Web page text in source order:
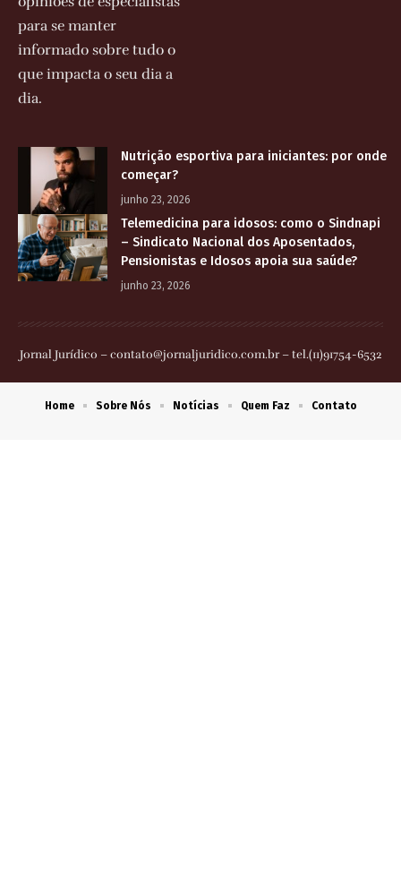
para se manter
informado sobre tudo o
que impacta o seu dia a
dia.
Nutrição esportiva para iniciantes: por onde
começar?
junho 23, 2026
Telemedicina para idosos: como o Sindnapi
– Sindicato Nacional dos Aposentados,
Pensionistas e Idosos apoia sua saúde?
junho 23, 2026
Jornal Jurídico –contato@jornaljuridico.com.br– tel.(11)91754-6532
Home Sobre Nós Notícias Quem Faz Contato